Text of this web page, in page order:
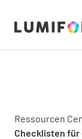
Ressourcen
Checklisten